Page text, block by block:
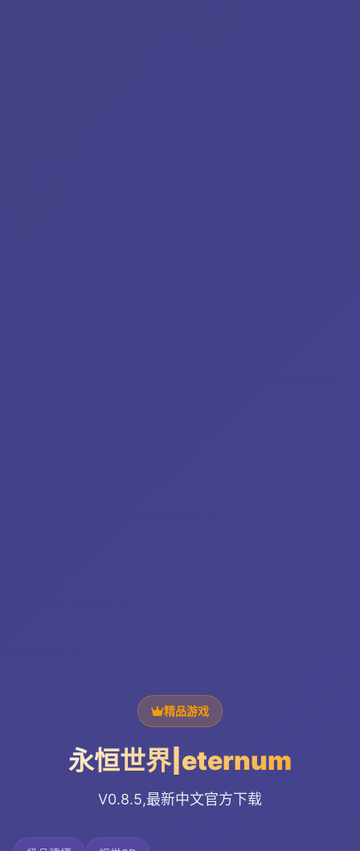
精品游戏
永恒世界|eternum
V0.8.5,最新中文官方下载